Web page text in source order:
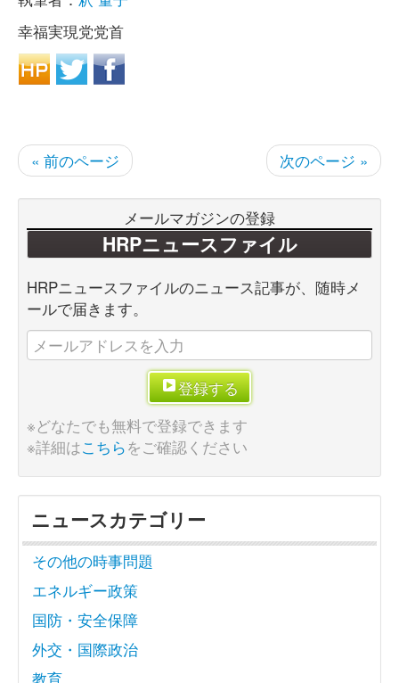
幸福実現党党首
« 前のページ 次のページ »
メールマガジンの登録
HRPニュースファイル
HRPニュースファイルのニュース記事が、随時メ
ールで届きます。
登録する
※どなたでも無料で登録できます
※詳細はこちらをご確認ください
ニュースカテゴリー
その他の時事問題
エネルギー政策
国防・安全保障
外交・国際政治
教育